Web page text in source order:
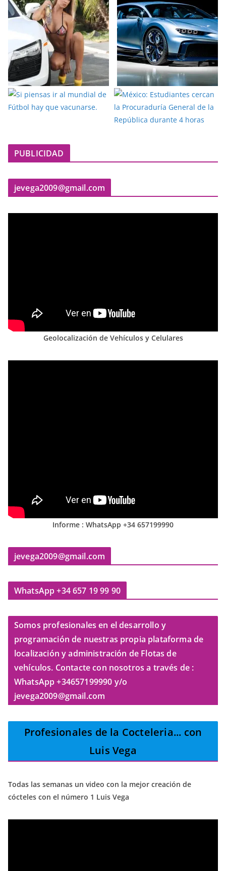
PUBLICIDAD
jevega2009@gmail.com
Geolocalización de Vehículos y Celulares
Informe : WhatsApp +34 657199990
jevega2009@gmail.com
WhatsApp +34 657 19 99 90
Somos profesionales en el desarrollo y
programación de nuestras propia plataforma de
localización y administración de Flotas de
vehículos. Contacte con nosotros a través de :
WhatsApp +34657199990 y/o
jevega2009@gmail.com
Profesionales de la Cocteleria... con
Luis Vega
Todas las semanas un video con la mejor creación de
cócteles con el número 1 Luis Vega